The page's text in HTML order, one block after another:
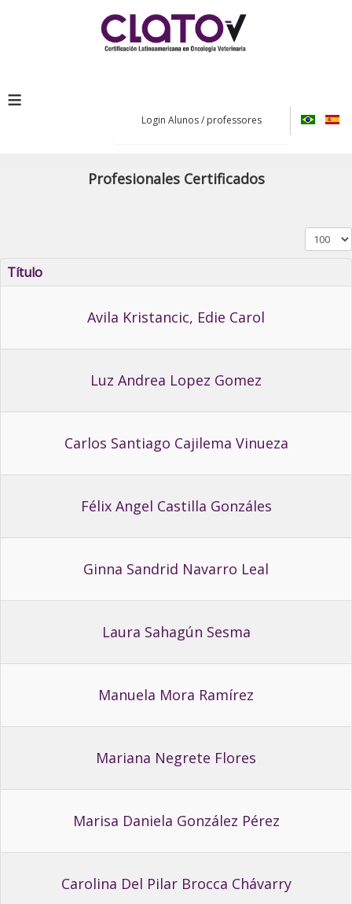
≡
Login Alunos / professores
Profesionales Certificados
Exibir #
Título
Avila Kristancic, Edie Carol
Luz Andrea Lopez Gomez
Carlos Santiago Cajilema Vinueza
Félix Angel Castilla Gonzáles
Ginna Sandrid Navarro Leal
Laura Sahagún Sesma
Manuela Mora Ramírez
Mariana Negrete Flores
Marisa Daniela González Pérez
Carolina Del Pilar Brocca Chávarry